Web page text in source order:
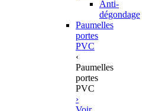
Anti-
dégondage
Paumelles
portes
PVC
‹
Paumelles
portes
PVC
›